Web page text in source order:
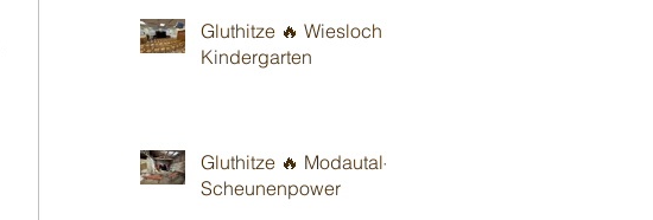
Gluthitze 🔥 Wiesloch -
Kindergarten
Gluthitze 🔥 Modautal-
Scheunenpower